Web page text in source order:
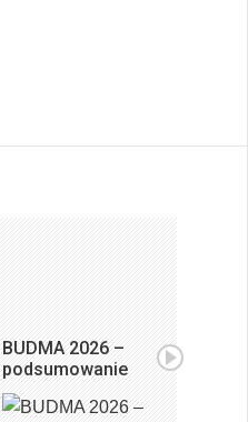
BUDMA 2026 –
podsumowanie